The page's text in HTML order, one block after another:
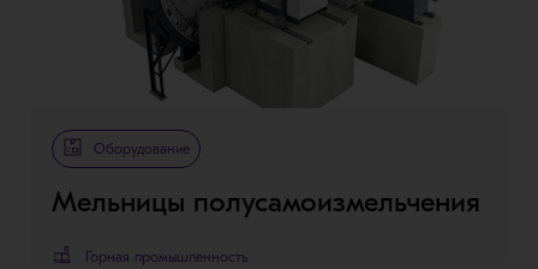
Metso PlusОборудование
Мельницы полусамоизмельчения
Горная промышленность